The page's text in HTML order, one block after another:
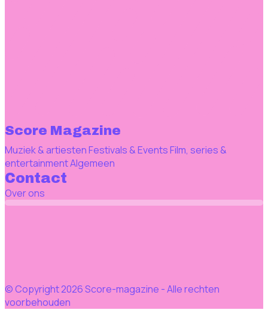
Score Magazine
Muziek & artiestenFestivals & EventsFilm, series &
entertainmentAlgemeen
Contact
Over ons
© Copyright 2026 Score-magazine - Alle rechten
voorbehouden